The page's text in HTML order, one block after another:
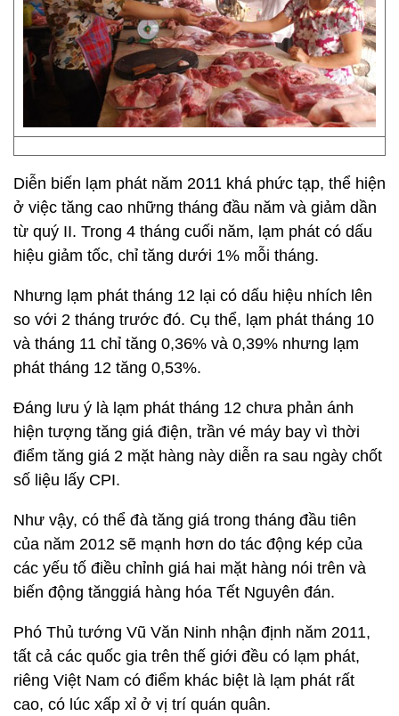
Diễn biến lạm phát năm 2011 khá phức tạp, thể hiện
ở việc tăng cao những tháng đầu năm và giảm dần
từ quý II. Trong 4 tháng cuối năm, lạm phát có dấu
hiệu giảm tốc, chỉ tăng dưới 1% mỗi tháng.
Nhưng lạm phát tháng 12 lại có dấu hiệu nhích lên
so với 2 tháng trước đó. Cụ thể, lạm phát tháng 10
và tháng 11 chỉ tăng 0,36% và 0,39% nhưng lạm
phát tháng 12 tăng 0,53%.
Đáng lưu ý là lạm phát tháng 12 chưa phản ánh
hiện tượng tăng giá điện, trần vé máy bay vì thời
điểm tăng giá 2 mặt hàng này diễn ra sau ngày chốt
số liệu lấy CPI.
Như vậy, có thể đà tăng giá trong tháng đầu tiên
của năm 2012 sẽ mạnh hơn do tác động kép của
các yếu tố điều chỉnh giá hai mặt hàng nói trên và
biến động tănggiá hàng hóa Tết Nguyên đán.
Phó Thủ tướng Vũ Văn Ninh nhận định năm 2011,
tất cả các quốc gia trên thế giới đều có lạm phát,
riêng Việt Nam có điểm khác biệt là lạm phát rất
cao, có lúc xấp xỉ ở vị trí quán quân.